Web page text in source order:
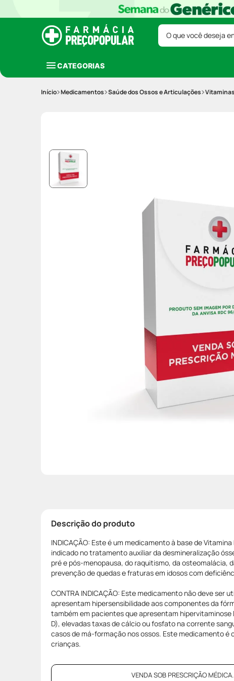
O que você deseja
CATEGORIAS
Medicamentos Saúde dos Ossos e Articulações
Descrição do produto
INDICAÇÃO: Este é um medicamento à base de
indicado no tratamento auxiliar da desmineralização
pré e pós-menopausa, do raquitismo, da osteomalácia,
prevenção de quedas e fraturas em idosos com
CONTRA INDICAÇÃO: Este medicamento não deve ser
apresentam hipersensibilidade aos componentes da
também em pacientes que apresentam hipervitaminose
D), elevadas taxas de cálcio ou fosfato na corrente
casos de má-formação nos ossos. Este medicamento é
crianças.
VENDA SOB PRESCRIÇÃO MÉDICA.